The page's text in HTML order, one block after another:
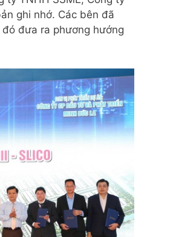
ghi nhớ. Các bên đã
đưa ra phương hướng